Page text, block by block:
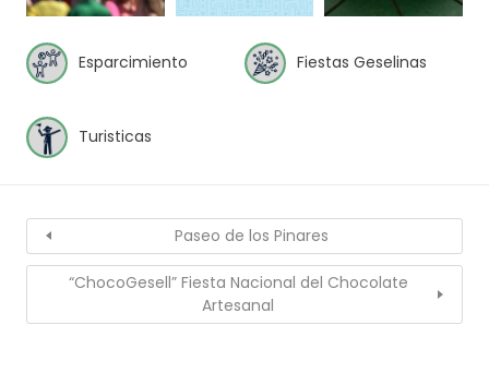
Esparcimiento Fiestas Geselinas
Turisticas
Paseo de los Pinares
“ChocoGesell” Fiesta Nacional del Chocolate
Artesanal